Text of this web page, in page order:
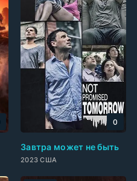
Завтра может не быть
2023 США
0